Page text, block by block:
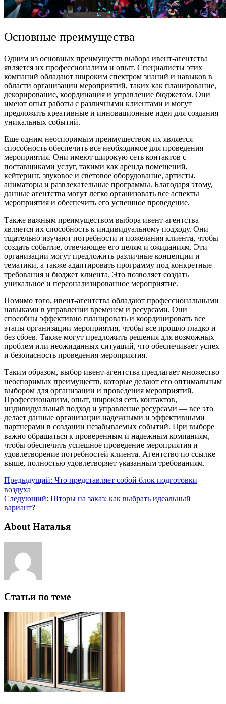
Основные преимущества
Одним из основных преимуществ выбора ивент-агентства
является их профессионализм и опыт. Специалисты этих
компаний обладают широким спектром знаний и навыков в
области организации мероприятий, таких как планирование,
декорирование, координация и управление бюджетом. Они
имеют опыт работы с различными клиентами и могут
предложить креативные и инновационные идеи для создания
уникальных событий.
Еще одним неоспоримым преимуществом их является
способность обеспечить все необходимое для проведения
мероприятия. Они имеют широкую сеть контактов с
поставщиками услуг, такими как аренда помещений,
кейтеринг, звуковое и световое оборудование, артисты,
аниматоры и развлекательные программы. Благодаря этому,
данные агентства могут легко организовать все аспекты
мероприятия и обеспечить его успешное проведение.
Также важным преимуществом выбора ивент-агентства
является их способность к индивидуальному подходу. Они
тщательно изучают потребности и пожелания клиента, чтобы
создать событие, отвечающее его целям и ожиданиям. Эти
организации могут предложить различные концепции и
тематики, а также адаптировать программу под конкретные
требования и бюджет клиента. Это позволяет создать
уникальное и персонализированное мероприятие.
Помимо того, ивент-агентства обладают профессиональными
навыками в управлении временем и ресурсами. Они
способны эффективно планировать и координировать все
этапы организации мероприятия, чтобы все прошло гладко и
без сбоев. Также могут предложить решения для возможных
проблем или неожиданных ситуаций, что обеспечивает успех
и безопасность проведения мероприятия.
Таким образом, выбор ивент-агентства предлагает множество
неоспоримых преимуществ, которые делают его оптимальным
выбором для организации и проведения мероприятий.
Профессионализм, опыт, широкая сеть контактов,
индивидуальный подход и управление ресурсами — все это
делает данные организации надежными и эффективными
партнерами в создании незабываемых событий. При выборе
важно обращаться к проверенным и надежным компаниям,
чтобы обеспечить успешное проведение мероприятия и
удовлетворение потребностей клиента. Агентство по ссылке
выше, полностью удовлетворяет указанным требованиям.
Предыдущий: Что представляет собой блок подготовки
воздуха
Следующий: Шторы на заказ: как выбрать идеальный
вариант?
About Наталья
Статьи по теме